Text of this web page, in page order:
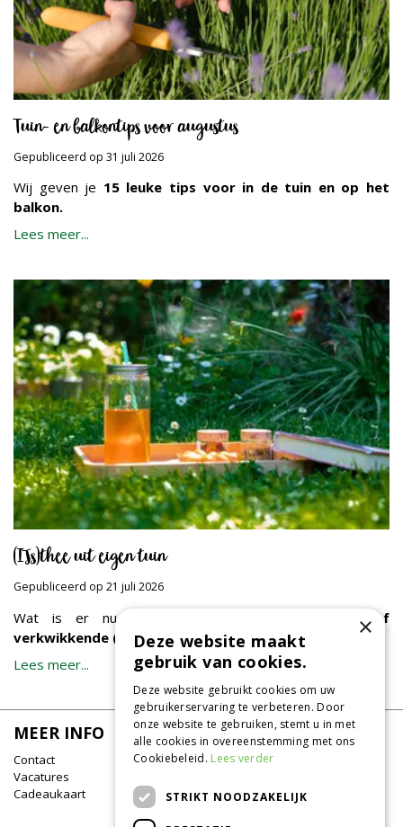
Tuin- en balkontips voor augustus
Gepubliceerd op 31 juli 2026
Wij geven je 15 leuke tips voor in de tuin en op het
balkon.
Lees meer...
(IJs)thee uit eigen tuin
Gepubliceerd op 21 juli 2026
Wat is er nu lekkerder dan een
verfrissende of
verkwikkende (ijs)thee, op een mooie, zomerse dag?
Lees meer...
MEER INFO
Contact
Vacatures
Cadeaukaart
×
Deze website maakt
gebruik van cookies.
Deze website gebruikt cookies om uw
gebruikerservaring te verbeteren. Door
onze website te gebruiken, stemt u in met
alle cookies in overeenstemming met ons
Cookiebeleid. Lees verder
STRIKT NOODZAKELIJK